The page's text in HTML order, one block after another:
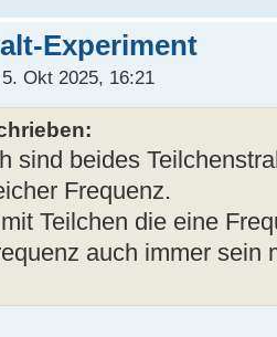
Experiment
Okt 2025, 16:21
sind beides
Frequenz.
Teilchen die eine
auch immer sein